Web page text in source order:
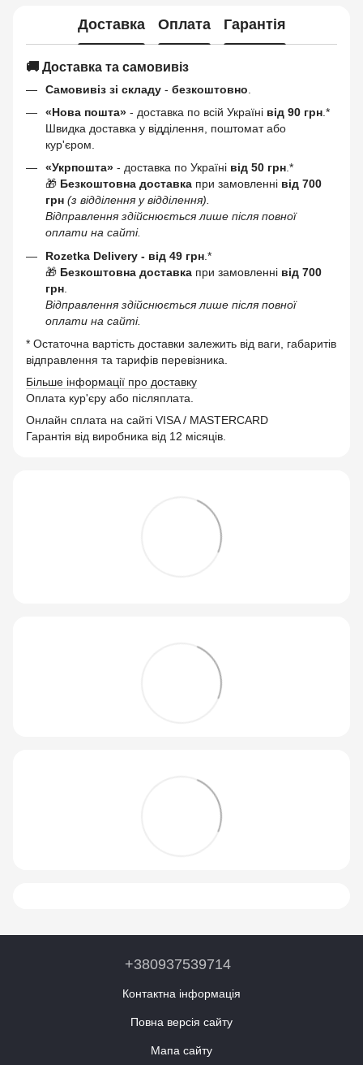
Доставка Оплата Гарантія
🚚 Доставка та самовивіз
Самовивіз зі складу - безкоштовно
«Нова пошта» - доставка по всій Україні від 90 грн .*
Швидка доставка у відділення, поштомат або
кур'єром.
«Укрпошта» - доставка по Україні від 50 грн.*
🎁 Безкоштовна доставка при замовленні від 700
грн (з відділення у відділення).
Відправлення здійснюється лише після повної
оплати на сайті.
Rozetka Delivery - від 49 грн .*
🎁 Безкоштовна доставка при замовленні від 700
грн
Відправлення здійснюється лише після повної
оплати на сайті.
* Остаточна вартість доставки залежить від ваги, габаритів
відправлення та тарифів перевізника.
Більше інформації про доставку
Оплата кур'єру або післяплата.
Онлайн сплата на сайті VISA / MASTERCARD
Гарантія від виробника від 12 місяців.
+380937539714
Контактна інформація
Повна версія сайту
Мапа сайту